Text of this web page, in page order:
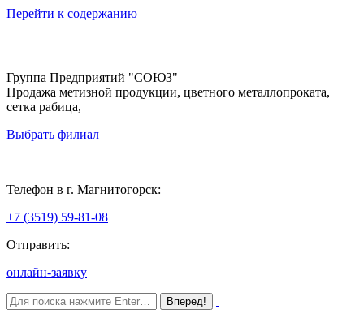
Перейти к содержанию
Группа Предприятий "СОЮЗ"
Продажа метизной продукции, цветного металлопроката,
сетка рабица,
Выбрать филиал
Телефон в г. Магнитогорск:
+7 (3519) 59-81-08
Отправить:
онлайн-заявку